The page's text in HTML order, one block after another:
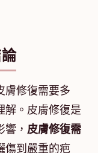
膚修復需要多
解。皮膚修復是
， 皮膚修復需
傷到嚴重的疤